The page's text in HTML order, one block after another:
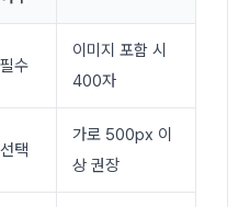
필수
이미지 포함 시
400자
선택
가로 500px 이
상 권장